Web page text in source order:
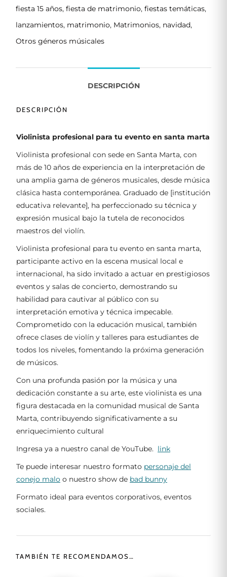
fiesta 15 años, fiesta de matrimonio, fiestas temáticas,
lanzamientos, matrimonio, Matrimonios, navidad,
Otros géneros músicales
DESCRIPCIÓN
DESCRIPCIÓN
Violinista profesional para tu evento en santa marta
Violinista profesional con sede en Santa Marta, con
más de 10 años de experiencia en la interpretación de
una amplia gama de géneros musicales, desde música
clásica hasta contemporánea. Graduado de [institución
educativa relevante], ha perfeccionado su técnica y
expresión musical bajo la tutela de reconocidos
maestros del violín.
Violinista profesional para tu evento en santa marta,
participante activo en la escena musical local e
internacional, ha sido invitado a actuar en prestigiosos
eventos y salas de concierto, demostrando su
habilidad para cautivar al público con su
interpretación emotiva y técnica impecable.
Comprometido con la educación musical, también
ofrece clases de violín y talleres para estudiantes de
todos los niveles, fomentando la próxima generación
de músicos.
Con una profunda pasión por la música y una
dedicación constante a su arte, este violinista es una
figura destacada en la comunidad musical de Santa
Marta, contribuyendo significativamente a su
enriquecimiento cultural
Ingresa ya a nuestro canal de YouTube. link
Te puede interesar nuestro formato personaje del
conejo malo o nuestro show de bad bunny
Formato ideal para eventos corporativos, eventos
sociales.
TAMBIÉN TE RECOMENDAMOS…